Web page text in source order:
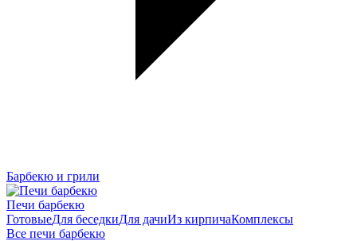
Барбекю и грили
Печи барбекю
ГотовыеДля беседкиДля дачиИз кирпичаКомплексы
Все печи барбекю